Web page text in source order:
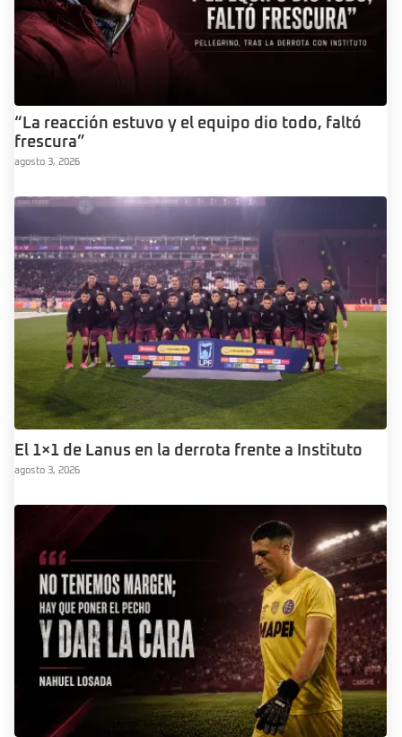
“La reacción estuvo y el equipo dio todo, faltó
frescura”
agosto 3, 2026
El 1×1 de Lanus en la derrota frente a Instituto
agosto 3, 2026